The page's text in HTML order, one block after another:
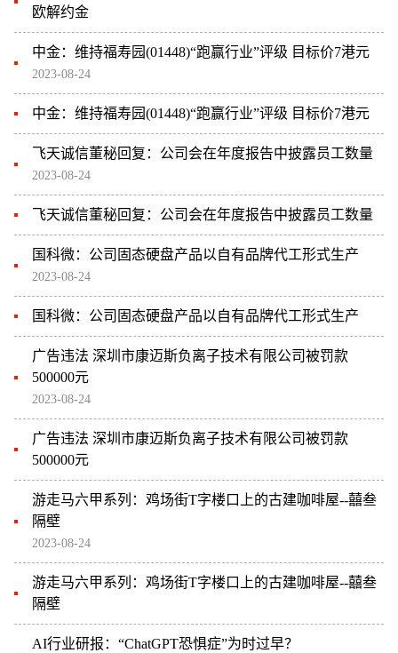
欧解约金
中金：维持福寿园(01448)“跑赢行业”评级 目标价7港元
2023-08-24
中金：维持福寿园(01448)“跑赢行业”评级 目标价7港元
飞天诚信董秘回复：公司会在年度报告中披露员工数量
2023-08-24
飞天诚信董秘回复：公司会在年度报告中披露员工数量
国科微：公司固态硬盘产品以自有品牌代工形式生产
2023-08-24
国科微：公司固态硬盘产品以自有品牌代工形式生产
广告违法 深圳市康迈斯负离子技术有限公司被罚款
500000元
2023-08-24
广告违法 深圳市康迈斯负离子技术有限公司被罚款
500000元
游走马六甲系列：鸡场街T字楼口上的古建咖啡屋--囍叁
隔壁
2023-08-24
游走马六甲系列：鸡场街T字楼口上的古建咖啡屋--囍叁
隔壁
AI行业研报：“ChatGPT恐惧症”为时过早？